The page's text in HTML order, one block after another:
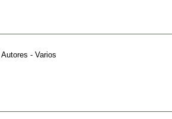
Autores - Varios